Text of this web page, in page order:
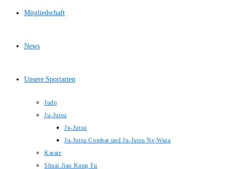
Mitgliedschaft
News
Unsere Sportarten
Judo
Ju-Jutsu
Ju-Jutsu
Ju-Jutsu Combat und Ju-Jutsu Ne-Waza
Karate
Shuai Jiao Kung Fu